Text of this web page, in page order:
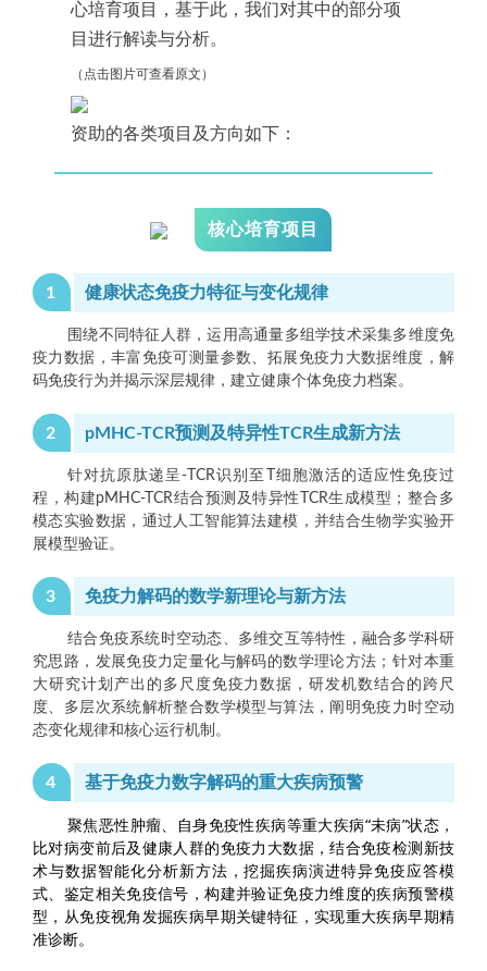
心培育项目，基于此，我们对其中的部分项
目进行解读与分析。
（点击图片可查看原文）
资助的各类项目及方向如下：
核心培育项目
1 健康状态免疫力特征与变化规律
围绕不同特征人群，运用高通量多组学技术采集多维度免
疫力数据，丰富免疫可测量参数、拓展免疫力大数据维度，解
码免疫行为并揭示深层规律，建立健康个体免疫力档案。
2 pMHC-TCR预测及特异性TCR生成新方法
针对抗原肽递呈-TCR识别至T细胞激活的适应性免疫过
程，构建pMHC-TCR结合预测及特异性TCR生成模型；整合多
模态实验数据，通过人工智能算法建模，并结合生物学实验开
展模型验证。
3 免疫力解码的数学新理论与新方法
结合免疫系统时空动态、多维交互等特性，融合多学科研
究思路，发展免疫力定量化与解码的数学理论方法；针对本重
大研究计划产出的多尺度免疫力数据，研发机数结合的跨尺
度、多层次系统解析整合数学模型与算法，阐明免疫力时空动
态变化规律和核心运行机制。
4 基于免疫力数字解码的重大疾病预警
聚焦恶性肿瘤、自身免疫性疾病等重大疾病“未病”状态，
比对病变前后及健康人群的免疫力大数据，结合免疫检测新技
术与数据智能化分析新方法，挖掘疾病演进特异免疫应答模
式、鉴定相关免疫信号，构建并验证免疫力维度的疾病预警模
型，从免疫视角发掘疾病早期关键特征，实现重大疾病早期精
准诊断。